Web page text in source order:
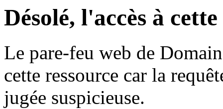
Désolé, l'accès à
Le pare-feu web de
cette ressource car la
jugée suspicieuse.